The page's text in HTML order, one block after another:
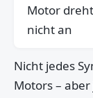
Motor
nicht an
Nicht jedes
Motors –